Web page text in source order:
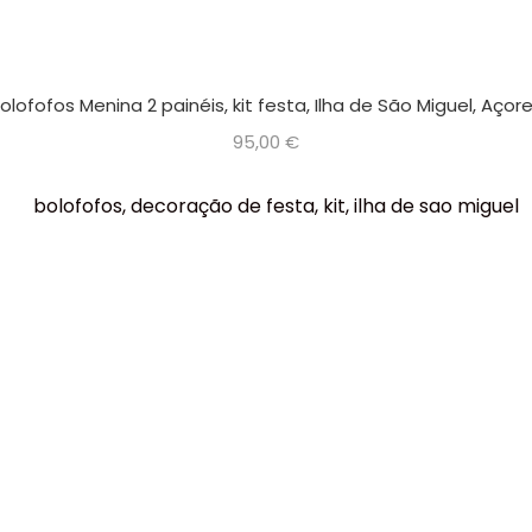
Menina 2 painéis, kit festa, Ilha de São Miguel,
95,00 €